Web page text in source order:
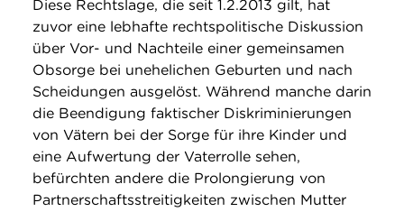
Diese Rechtslage, die seit 1.2.2013 gilt, hat
zuvor eine lebhafte rechtspolitische Diskussion
über Vor- und Nachteile einer gemeinsamen
Obsorge bei unehelichen Geburten und nach
Scheidungen ausgelöst. Während manche darin
die Beendigung faktischer Diskriminierungen
von Vätern bei der Sorge für ihre Kinder und
eine Aufwertung der Vaterrolle sehen,
befürchten andere die Prolongierung von
Partnerschaftsstreitigkeiten zwischen Mutter